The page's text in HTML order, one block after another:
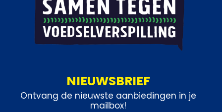
NIEUWSBRIEF
Ontvang de nieuwste aanbiedingen in je
mailbox!